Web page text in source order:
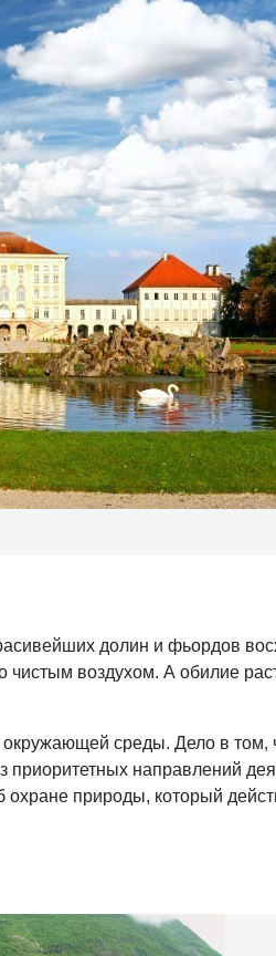
долин и фьордов
воздухом. А обилие
окружающей среды. Дело в том,
направлений
охране природы, который